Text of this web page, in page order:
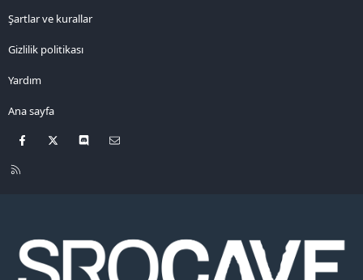
Şartlar ve kurallar
Gizlilik politikası
Yardım
Ana sayfa
Facebook Discord
R